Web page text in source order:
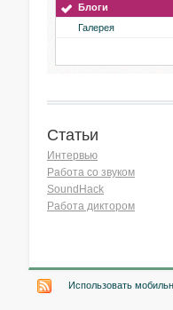
Блоги
Галерея
Статьи
Интервью
Работа со звуком
SoundHack
Работа диктором
Использовать